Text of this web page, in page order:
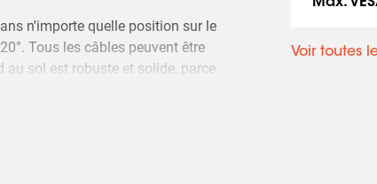
n'importe quelle position sur le
Tous les câbles peuvent être
au sol est robuste et solide, parce
Voir toutes